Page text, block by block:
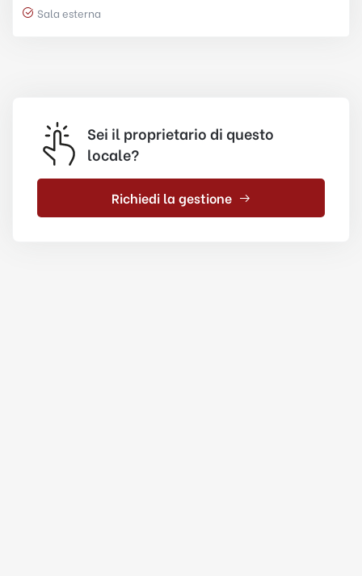
Sala esterna
Sei il proprietario di questo
locale?
Richiedi la gestione